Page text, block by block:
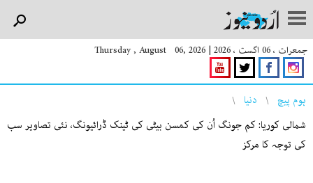
جمعرات ، 06 اگست ، 2026 |
Thursday , August 06, 2026
You are here
ہوم پیچ
دنیا
شمالی کوریا: کم جونگ اُن کی کمسن بیٹی کی ٹینک ڈرائیونگ، نئی تصاویر سب
کی توجہ کا مرکز